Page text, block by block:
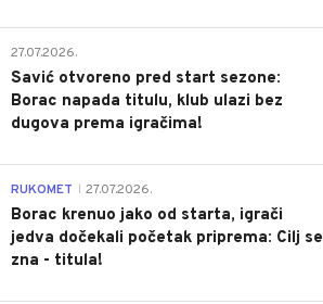
27.07.2026.
Savić otvoreno pred start sezone:
Borac napada titulu, klub ulazi bez
dugova prema igračima!
RUKOMET 27.07.2026.
Borac krenuo jako od starta, igrači
jedva dočekali početak priprema: Cilj se
zna - titula!